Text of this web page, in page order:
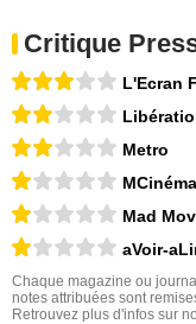
Critique
L'Ecran
Metro
Mad
aVoir-
Chaque magazine ou
notes attribuées sont
Retrouvez plus d'infos sur